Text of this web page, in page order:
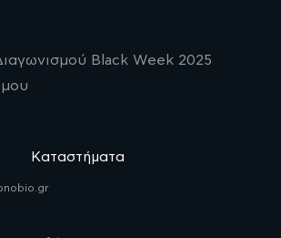
Black Week 2025
Καταστήματα